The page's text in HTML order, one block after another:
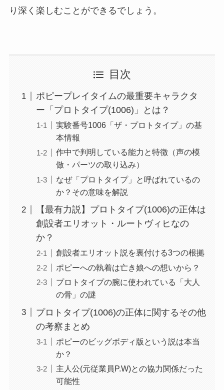
り深く楽しむことができるでしょう。
目次
ポピープレイタイムの最重要キャラクタ
ー「プロトタイプ(1006)」とは？
実験番号1006「ザ・プロトタイプ」の基
本情報
作中で判明している能力と特徴（声の模
倣・パーツの取り込み）
なぜ「プロトタイプ」と呼ばれているの
か？その意味を解説
【最有力説】プロトタイプ(1006)の正体は
創設者エリオット・ルートヴィヒなの
か？
創設者エリオット説を裏付ける3つの根拠
ポピーへの執着は亡き娘への想いから？
プロトタイプの腕に使われている「大人
の骨」の謎
プロトタイプ(1006)の正体に関するその他
の考察まとめ
ポピーのビッグボディ版という説は本当
か？
主人公(元従業員P.W)との協力関係だった
可能性